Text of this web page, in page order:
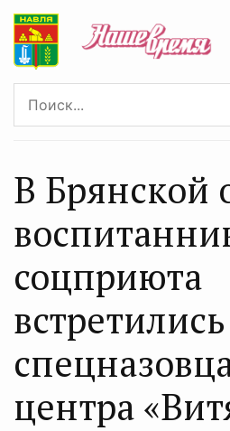
В Брянской
соцприюта
центра